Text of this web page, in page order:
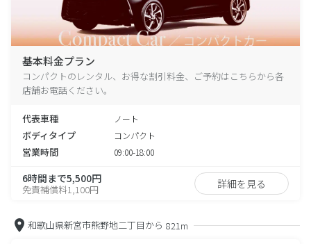
基本料金プラン
コンパクトのレンタル、お得な割引料金、ご予約はこちらから各
店舗お電話ください。
代表車種 ノート
ボディタイプ コンパクト
営業時間 09:00-18:00
6時間まで5,500円
免責補償料1,100円 詳細を見る
和歌山県新宮市熊野地二丁目から 821m